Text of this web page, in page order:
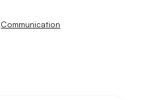
Communication